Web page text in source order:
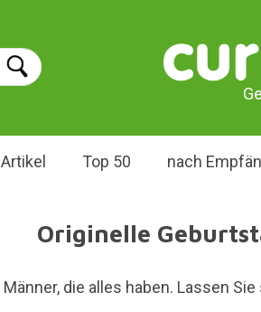
Top 50 nach
Originelle
die alles haben. Lassen